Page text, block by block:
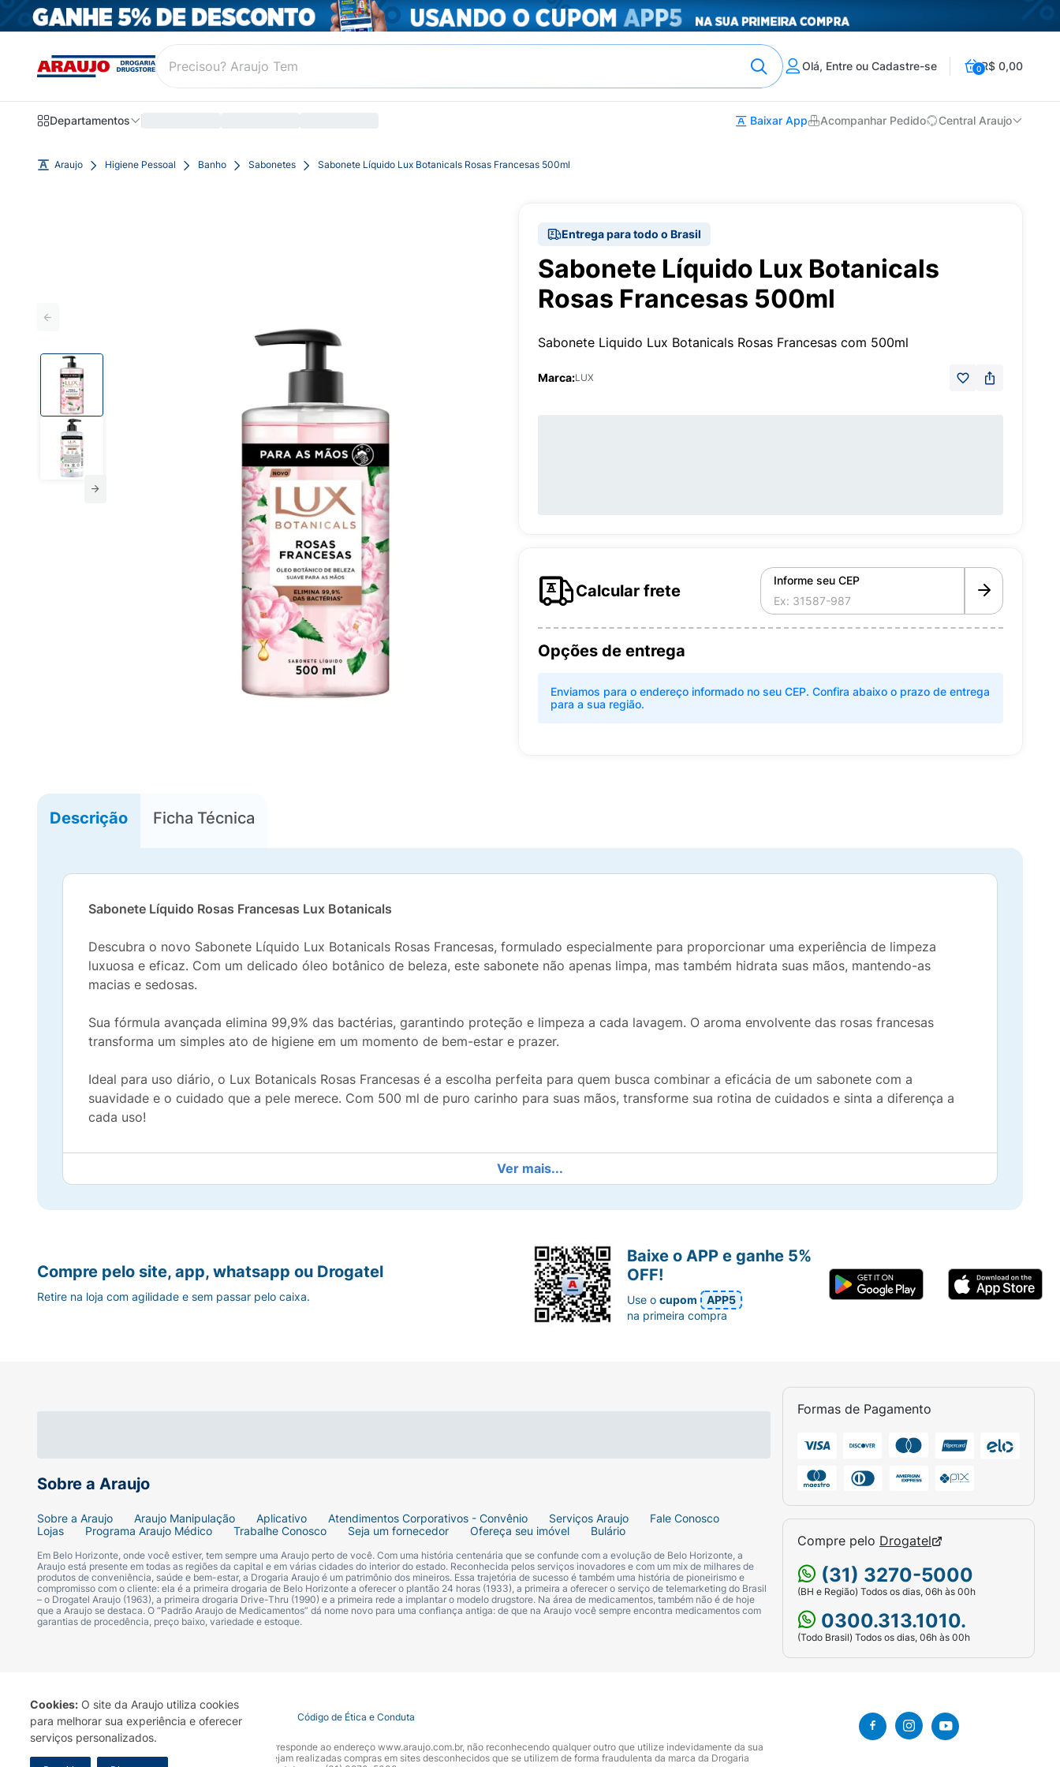
Cookies: O site da Araujo utiliza cookies
para melhorar sua experiência e oferecer
serviços personalizados.
Olá, Entre ou Cadastre-se 0R$ 0,00
Departamentos Baixar App Acompanhar Pedido Central Araujo
Araujo Higiene Pessoal Banho Sabonetes Sabonete Líquido Lux Botanicals Rosas Francesas 500ml
Entrega para todo o Brasil
Sabonete Líquido Lux Botanicals
Rosas Francesas 500ml
Sabonete Liquido Lux Botanicals Rosas Francesas com 500ml
Marca:LUX
Calcular frete
Informe seu CEP
Opções de entrega
Enviamos para o endereço informado no seu CEP. Confira abaixo o prazo de entrega
para a sua região.
Descrição Ficha Técnica
Sabonete Líquido Rosas Francesas Lux Botanicals
Descubra o novo Sabonete Líquido Lux Botanicals Rosas Francesas, formulado especialmente para proporcionar uma experiência de limpeza
luxuosa e eficaz. Com um delicado óleo botânico de beleza, este sabonete não apenas limpa, mas também hidrata suas mãos, mantendo-as
macias e sedosas.
Sua fórmula avançada elimina 99,9% das bactérias, garantindo proteção e limpeza a cada lavagem. O aroma envolvente das rosas francesas
transforma um simples ato de higiene em um momento de bem-estar e prazer.
Ideal para uso diário, o Lux Botanicals Rosas Francesas é a escolha perfeita para quem busca combinar a eficácia de um sabonete com a
suavidade e o cuidado que a pele merece. Com 500 ml de puro carinho para suas mãos, transforme sua rotina de cuidados e sinta a diferença a
cada uso!
Ver mais...
Sobre a Araujo
Sobre a Araujo Araujo Manipulação Aplicativo Atendimentos Corporativos - Convênio Serviços Araujo
Fale Conosco
Lojas
Programa Araujo Médico Trabalhe Conosco Seja um fornecedor Ofereça seu imóvel Bulário
Em Belo Horizonte, onde você estiver, tem sempre uma Araujo perto de você. Com uma história centenária que se confunde com a evolução de Belo Horizonte, a
Araujo está presente em todas as regiões da capital e em várias cidades do interior do estado. Reconhecida pelos serviços inovadores e com um mix de milhares de
produtos de conveniência, saúde e bem-estar, a Drogaria Araujo é um patrimônio dos mineiros. Essa trajetória de sucesso é também uma história de pioneirismo e
compromisso com o cliente: ela é a primeira drogaria de Belo Horizonte a oferecer o plantão 24 horas (1933), a primeira a oferecer o serviço de telemarketing do Brasil
– o Drogatel Araujo (1963), a primeira drogaria Drive-Thru (1990) e a primeira rede a implantar o modelo drugstore. Na área de medicamentos, também não é de hoje
que a Araujo se destaca. O “Padrão Araujo de Medicamentos” dá nome novo para uma confiança antiga: de que na Araujo você sempre encontra medicamentos com
garantias de procedência, preço baixo, variedade e estoque.
Formas de Pagamento
Compre pelo Drogatel
(31) 3270-5000
(BH e Região) Todos os dias, 06h às 00h
0300.313.1010.
(Todo Brasil) Todos os dias, 06h às 00h
Compre pelo site, app, whatsapp ou Drogatel
Retire na loja com agilidade e sem passar pelo caixa.
Baixe o APP e ganhe 5%
OFF!
Use ocupom
APP5
na primeira compra
Termo de Uso Portal da Privacidade Covid-19 Código de Ética e Conduta
A Drogaria Araujo S/A informa que o seu site oficial corresponde ao endereço www.araujo.com.br, não reconhecendo qualquer outro que utilize indevidamente da sua
marca. Para sua segurança recomendamos que não sejam realizadas compras em sites desconhecidos que se utilizem de forma fraudulenta da marca da Drogaria